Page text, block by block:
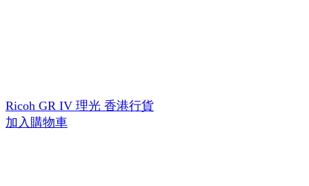
Ricoh GR IV 理光 香港行貨
加入購物車